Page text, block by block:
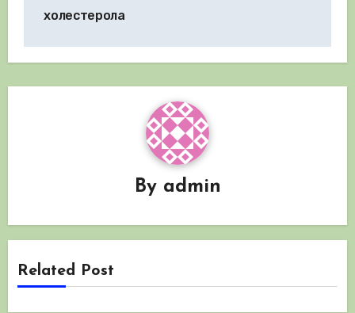
холестерола
By admin
Related Post